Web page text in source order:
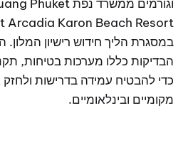
Arcadia Karon Beach Resort
במסגרת הליך חידוש רישיון המלון.
הבדיקות כללו מערכות בטיחות,
כדי להבטיח עמידה בדרישות
מקומיים ובינלאומיים.